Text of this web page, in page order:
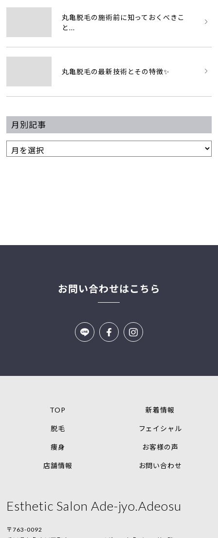
丸亀脱毛の施術前に知っておくべきこ
と...
丸亀脱毛の最新技術とその特徴✨
月別記事
お問い合わせはこちら
TOP 新着情報
脱毛 フェイシャル
痩身 お客様の声
店舗情報 お問い合わせ
Esthetic Salon Ade-jyo.Adeosu
〒763-0092